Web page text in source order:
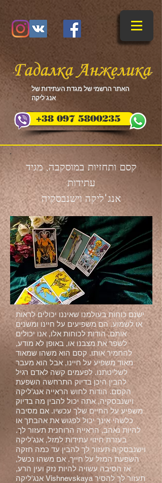
+38 097 5800235
​האתר הרשמי של מגדת העתידות של
אנג'ליקה
קסם ותחזיות במוסקבה. מגיד
עתידות
אנג'ליקה וישנבסקיה
ישנם כוחות בעולמנו שאיננו יכולים לראות
או לשמוע. הם משפיעים על חיינו ומשנים
אותם. הודות לכוחות אלו, אנו יכולים
לשפר את מצבנו או, באופן לא מודע,
להחמיר אותו. קסם הוא משהו שמאוד
מאוד משפיע על חיינו, אבל הוא מעבר
לשליטתנו. לפעמים קשה לאדם רגיל
להבין היכן בדיוק התרחשה השפעת
הקסם. הודות לחוש הראייה אנג'ליקה
וישנבסקיה, אתה יכול להבין מה בדיוק
משפיע על החיים שלך עכשיו. אם מסיבה
כלשהי אינך יכול לפגוש את אהבתך או
להיות נאהב, הראייה הרוחנית תעזור לך.
בעזרת חיזוי עתידות למזל, אנג'ליקה
וישנבסקיה תעזור לך להבין עד כמה חזקה
השפעת המזל על חייך. אם משהו נכשל,
אז הסיבה עשויה להיות נזק ועין הרע,
אנג'ליקה Vishnevskaya תעזור לך להסיר